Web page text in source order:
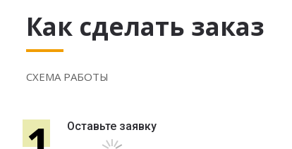
Как сделать заказ
СХЕМА РАБОТЫ
Оставьте заявку